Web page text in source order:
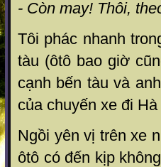
- Còn may! Thôi,
Tôi phác nhanh
tàu (ôtô bao giờ
cạnh bến tàu và
của chuyến xe đi
Ngồi yên vị trên xe
ôtô có đến kịp